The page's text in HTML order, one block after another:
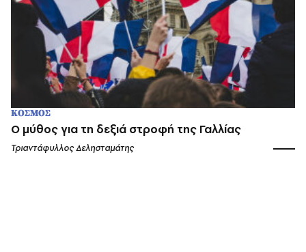
ΚΟΣΜΟΣ
O μύθος για τη δεξιά στροφή της Γαλλίας
Τριαντάφυλλος Δελησταμάτης